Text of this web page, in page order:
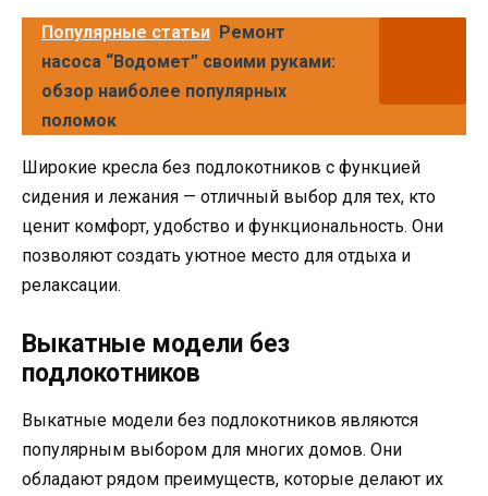
Популярные статьи Ремонт
насоса “Водомет” своими руками:
обзор наиболее популярных
поломок
Широкие кресла без подлокотников с функцией
сидения и лежания — отличный выбор для тех, кто
ценит комфорт, удобство и функциональность. Они
позволяют создать уютное место для отдыха и
релаксации.
Выкатные модели без
подлокотников
Выкатные модели без подлокотников являются
популярным выбором для многих домов. Они
обладают рядом преимуществ, которые делают их